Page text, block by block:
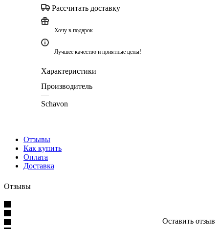
Рассчитать доставку
Хочу в подарок
Лучшее качество и приятные цены!
Характеристики
Производитель
—
Schavon
Отзывы
Как купить
Оплата
Доставка
Отзывы
Оставить отзыв